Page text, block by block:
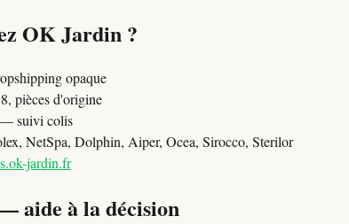
OK Jardin ?
opaque
pièces d'origine
suivi colis
NetSpa, Dolphin, Aiper, Ocea, Sirocco, Sterilor
jardin.fr
aide à la décision